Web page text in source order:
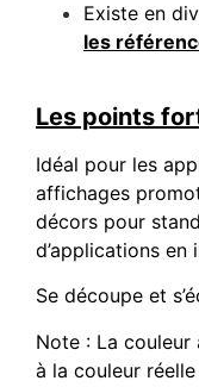
Existe en
les
Les points
Idéal pour les
affichages
décors pour
d’applications en
Se découpe et
Note : La
à la couleur